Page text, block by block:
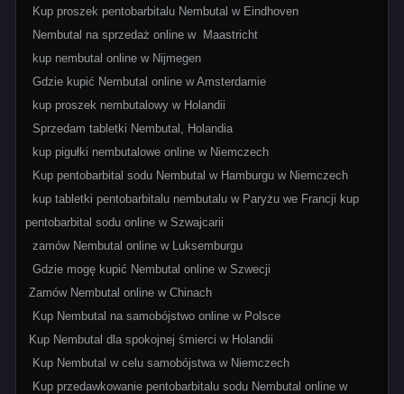
Kup proszek pentobarbitalu Nembutal w Eindhoven
Nembutal na sprzedaż online w Maastricht
kup nembutal online w Nijmegen
Gdzie kupić Nembutal online w Amsterdamie
kup proszek nembutalowy w Holandii
Sprzedam tabletki Nembutal, Holandia
kup pigułki nembutalowe online w Niemczech
Kup pentobarbital sodu Nembutal w Hamburgu w Niemczech
kup tabletki pentobarbitalu nembutalu w Paryżu we Francji kup
pentobarbital sodu online w Szwajcarii
zamów Nembutal online w Luksemburgu
Gdzie mogę kupić Nembutal online w Szwecji
Zamów Nembutal online w Chinach
Kup Nembutal na samobójstwo online w Polsce
Kup Nembutal dla spokojnej śmierci w Holandii
Kup Nembutal w celu samobójstwa w Niemczech
Kup przedawkowanie pentobarbitalu sodu Nembutal online w